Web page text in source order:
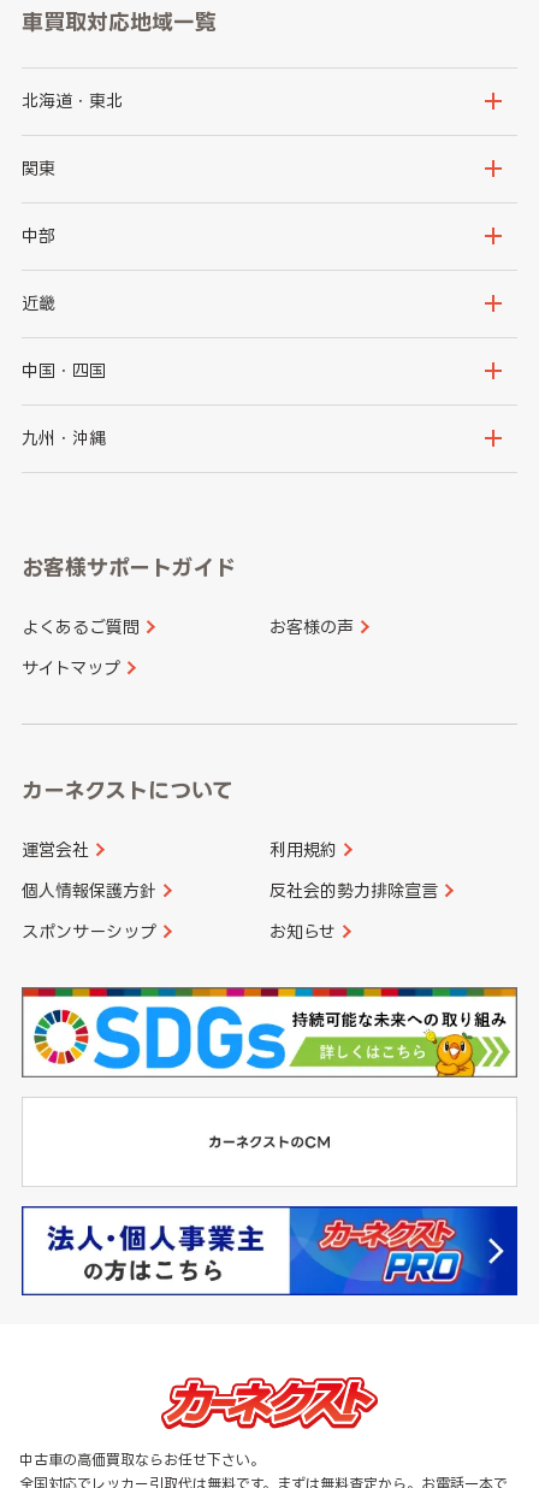
車買取対応地域一覧
北海道・東北
北海道
岩手県
秋田県
関東
茨城県
群馬県
千葉県
中部
新潟県
石川県
山梨県
愛知県
近畿
大阪府
京都府
和歌山県
中国・四国
鳥取県
山口県
香川県 愛媛県
九州・沖縄
長崎県
大分県 宮崎県
お客様サポートガイド
よくあるご質問 お客様の声
サイトマップ
カーネクストについて
運営会社 利用規約
個人情報保護方針 反社会的勢力排除宣言
スポンサーシップ お知らせ
中古車の高価買取ならお任せ下さい。
全国対応でレッカー引取代は無料です。まずは無料査定から。お電話一本で